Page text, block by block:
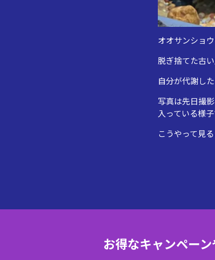
オオサンショ
脱ぎ捨てた古
自分が代謝し
写真は先日撮
入っている様子
こうやって見
お得なキャンペー